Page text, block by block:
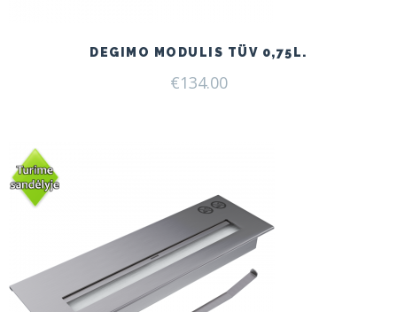
DEGIMO MODULIS TÜV 0,75L.
€134.00